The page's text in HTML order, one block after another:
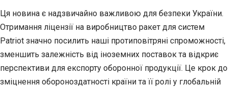
Ця новина є надзвичайно важливою для безпеки України.
Отримання ліцензії на виробництво ракет для систем
Patriot значно посилить наші протиповітряні спроможності,
зменшить залежність від іноземних поставок та відкриє
перспективи для експорту оборонної продукції. Це крок до
зміцнення обороноздатності країни та її ролі у глобальній